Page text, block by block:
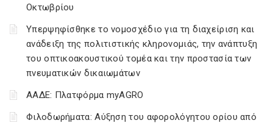
Οκτωβρίου
Υπερψηφίσθηκε το νομοσχέδιο για τη διαχείριση και
ανάδειξη της πολιτιστικής κληρονομιάς, την ανάπτυξη
του οπτικοακουστικού τομέα και την προστασία των
πνευματικών δικαιωμάτων
ΑΑΔΕ: Πλατφόρμα myAGRO
Φιλοδωρήματα: Αύξηση του αφορολόγητου ορίου από